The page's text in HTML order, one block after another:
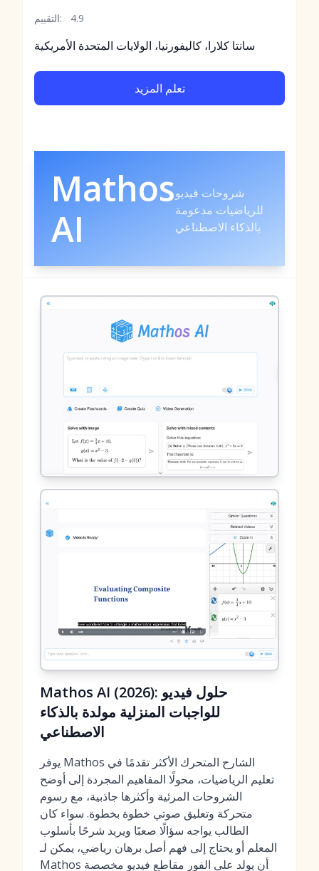
التقييم:
4.9
سانتا كلارا، كاليفورنيا، الولايات المتحدة الأمريكية
تعلم المزيد
Mathos
AI
شروحات فيديو
للرياضيات مدعومة
بالذكاء الاصطناعي
Mathos AI (2026): حلول فيديو
للواجبات المنزلية مولدة بالذكاء
الاصطناعي
يوفر Mathos الشارح المتحرك الأكثر تقدمًا في
تعليم الرياضيات، محولًا المفاهيم المجردة إلى أوضح
الشروحات المرئية وأكثرها جاذبية، مع رسوم
متحركة وتعليق صوتي خطوة بخطوة. سواء كان
الطالب يواجه سؤالًا صعبًا ويريد شرحًا بأسلوب
المعلم أو يحتاج إلى فهم أصل برهان رياضي، يمكن لـ
Mathos أن يولد على الفور مقاطع فيديو مخصصة